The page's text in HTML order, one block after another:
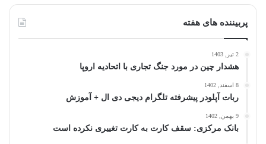
پربیننده های هفته
2 تیر, 1403
هشدار چین در مورد جنگ تجاری با اتحادیه اروپا
8 اسفند, 1402
ربات آپلودر پیشرفته تلگرام دیجی دی ال + آموزش
9 بهمن, 1402
بانک مرکزی: سقف کارت به کارت تغییری نکرده است